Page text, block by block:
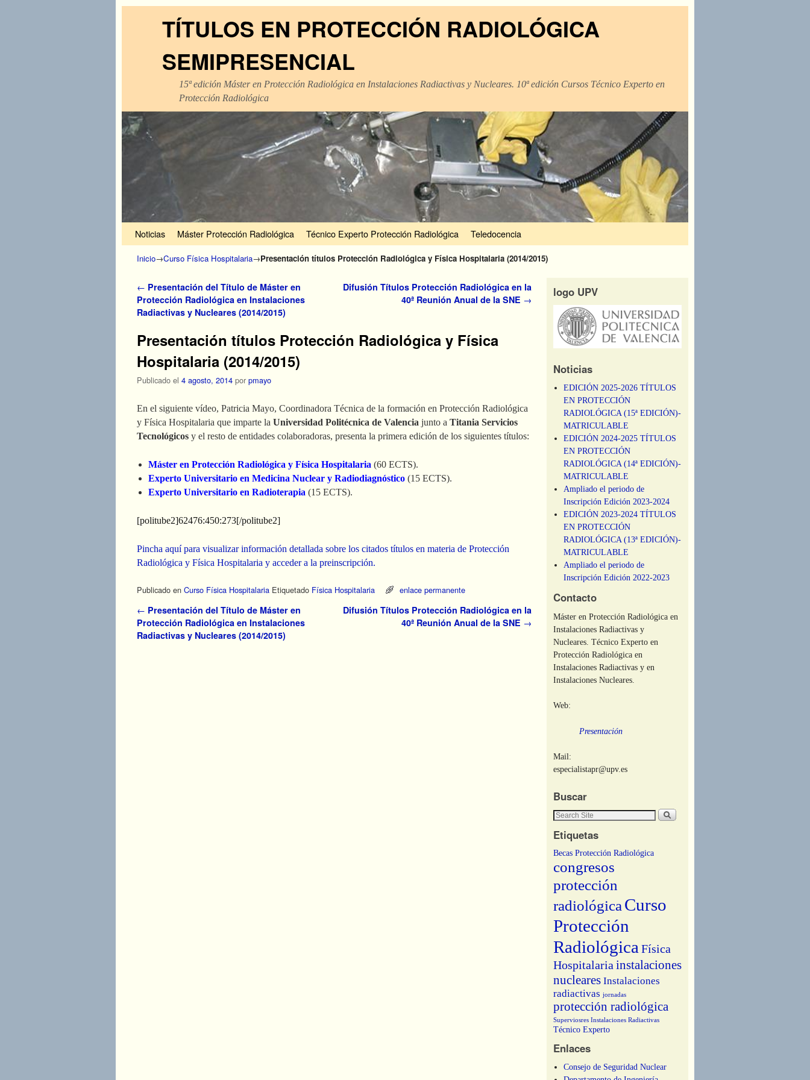
TÍTULOS EN PROTECCIÓN RADIOLÓGICA
SEMIPRESENCIAL
15ª edición Máster en Protección Radiológica en Instalaciones Radiactivas y Nucleares. 10ª edición Cursos Técnico Experto en
Protección Radiológica
Noticias Máster Protección Radiológica Técnico Experto Protección Radiológica Teledocencia
Inicio→Curso Física Hospitalaria→Presentación títulos Protección Radiológica y Física Hospitalaria (2014/2015)
Navegador de artículos
← Presentación del Título de Máster en
Protección Radiológica en Instalaciones
Radiactivas y Nucleares (2014/2015)
Difusión Títulos Protección Radiológica en la
40ª Reunión Anual de la SNE →
Presentación títulos Protección Radiológica y Física
Hospitalaria (2014/2015)
Publicado el 4 agosto, 2014 por pmayo
En el siguiente vídeo, Patricia Mayo, Coordinadora Técnica de la formación en Protección Radiológica
y Física Hospitalaria que imparte la Universidad Politécnica de Valencia junto a Titania Servicios
Tecnológicos y el resto de entidades colaboradoras, presenta la primera edición de los siguientes títulos:
Máster en Protección Radiológica y Física Hospitalaria (60 ECTS).
Experto Universitario en Medicina Nuclear y Radiodiagnóstico (15 ECTS).
Experto Universitario en Radioterapia (15 ECTS).
[politube2]62476:450:273[/politube2]
Pincha aquí para visualizar información detallada sobre los citados títulos en materia de Protección
Radiológica y Física Hospitalaria y acceder a la preinscripción.
Publicado en Curso Física Hospitalaria Etiquetado Física Hospitalaria enlace permanente
Navegador de artículos
← Presentación del Título de Máster en
Protección Radiológica en Instalaciones
Radiactivas y Nucleares (2014/2015)
Difusión Títulos Protección Radiológica en la
40ª Reunión Anual de la SNE →
logo UPV
Noticias
EDICIÓN 2025-2026 TÍTULOS
EN PROTECCIÓN
RADIOLÓGICA (15ª EDICIÓN)-
MATRICULABLE
EDICIÓN 2024-2025 TÍTULOS
EN PROTECCIÓN
RADIOLÓGICA (14ª EDICIÓN)-
MATRICULABLE
Ampliado el periodo de
Inscripción Edición 2023-2024
EDICIÓN 2023-2024 TÍTULOS
EN PROTECCIÓN
RADIOLÓGICA (13ª EDICIÓN)-
MATRICULABLE
Ampliado el periodo de
Inscripción Edición 2022-2023
Contacto
Máster en Protección Radiológica en
Instalaciones Radiactivas y
Nucleares. Técnico Experto en
Protección Radiológica en
Instalaciones Radiactivas y en
Instalaciones Nucleares.
Web:
Presentación
Mail:
especialistapr@upv.es
Buscar
Etiquetas
Becas Protección Radiológica
congresos
protección
radiológica Curso
Protección
Radiológica Física
Hospitalaria instalaciones
nucleares Instalaciones
radiactivas jornadas
protección radiológica
Superviosres Instalaciones Radiactivas
Técnico Experto
Enlaces
Consejo de Seguridad Nuclear